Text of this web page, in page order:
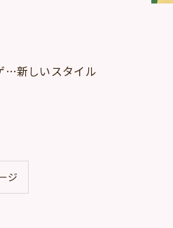
…新しいスタイル
ジ